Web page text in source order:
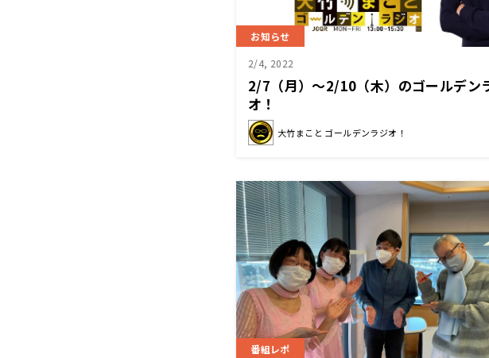
お知らせ
2/4, 2022
2/7（月）～2/10（木）のゴールデン
オ！
大竹まこと ゴールデンラジオ！
番組レポ